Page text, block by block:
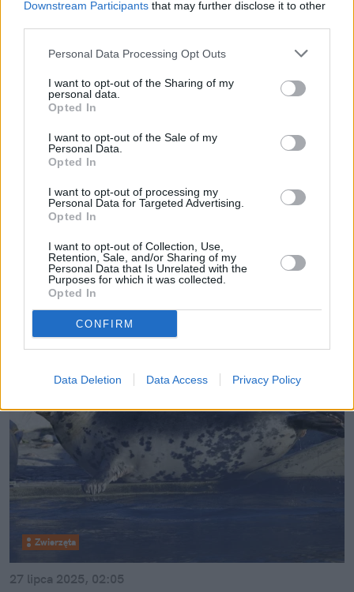
Downstream Participants that may further disclose it to other
Personal Data Processing Opt Outs
I want to opt-out of the Sharing of my
personal data.
Opted In
I want to opt-out of the Sale of my
Personal Data.
Opted In
I want to opt-out of processing my
Personal Data for Targeted Advertising.
Opted In
I want to opt-out of Collection, Use,
Retention, Sale, and/or Sharing of my
Personal Data that Is Unrelated with the
Purposes for which it was collected.
Opted In
CONFIRM
Data Deletion Data Access Privacy Policy
Zwierzęta
Niezwykłe zwierzę w warszawskim
ZOO. Do stolicy przyjechała Jhansi
Zwierzęta
27 lipca 2025, 02:05